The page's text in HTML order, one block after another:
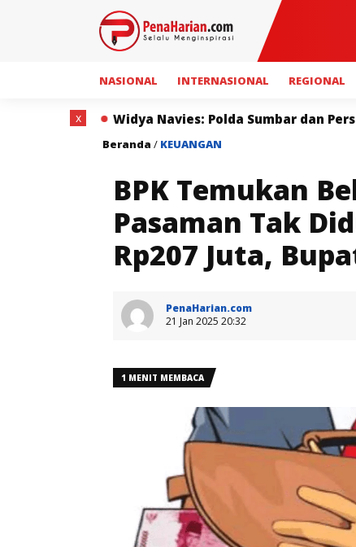
NASIONAL INTERNASIONAL REGIONAL
Navies: Polda Sumbar dan Pers Miliki Peran
Beranda / KEUANGAN
BPK Temukan
Pasaman Tak
Rp207 Juta,
PenaHarian.com
21 Jan 2025 20:32
1 MENIT MEMBACA
x